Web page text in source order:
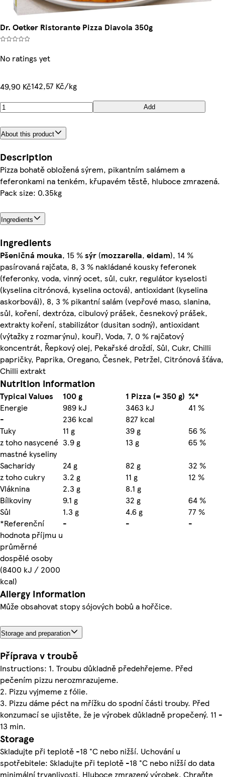
Dr. Oetker Ristorante Pizza Diavola 350g
No ratings yet
49,90 Kč142,57 Kč/kg
Add
About this product
Description
Pizza bohatě obložená sýrem, pikantním salámem a
feferonkami na tenkém, křupavém těstě, hluboce zmrazená.
Pack size: 0.35kg
Ingredients
Ingredients
Pšeničná mouka, 15 %sýr (mozzarella, eidam), 14 %
pasírovaná rajčata, 8, 3 % nakládané kousky feferonek
(feferonky, voda, vinný ocet, sůl, cukr, regulátor kyselosti
(kyselina citrónová, kyselina octová), antioxidant (kyselina
askorbová)), 8, 3 % pikantní salám (vepřové maso, slanina,
sůl, koření, dextróza, cibulový prášek, česnekový prášek,
extrakty koření, stabilizátor (dusitan sodný), antioxidant
(výtažky z rozmarýnu), kouř), Voda, 7, 0 % rajčatový
koncentrát, Řepkový olej, Pekařské droždí, Sůl, Cukr, Chilli
papričky, Paprika, Oregano, Česnek, Petržel, Citrónová šťáva,
Chilli extrakt
Nutrition information
Typical Values 100 g 1 Pizza (= 350 g) %*
Energie
989 kJ 3463 kJ
41 %
-
236 kcal
827 kcal
Tuky
11 g 39 g
56 %
z toho nasycené
mastné kyseliny
3.9 g 13 g
65 %
Sacharidy
24 g 82 g
32 %
z toho cukry
3.2 g 11 g
12 %
Vláknina
2.3 g
8.1 g
Bílkoviny
9.1 g 32 g
64 %
Sůl
1.3 g 4.6 g
77 %
*Referenční
hodnota příjmu u
průměrné
dospělé osoby
(8400 kJ / 2000
kcal)
- - -
Allergy Information
Může obsahovat stopy sójových bobů a hořčice.
Storage and preparation
Příprava v troubě
Instructions: 1. Troubu důkladně předehřejeme. Před
pečením pizzu nerozmrazujeme.
2. Pizzu vyjmeme z fólie.
3. Pizzu dáme péct na mřížku do spodní části trouby. Před
konzumací se ujistěte, že je výrobek důkladně propečený. 11 -
13 min.
Storage
Skladujte při teplotě -18 °C nebo nižší. Uchování u
spotřebitele: Skladujte při teplotě -18 °C nebo nižší do data
minimální trvanlivosti. Hluboce zmrazený výrobek. Chraňte